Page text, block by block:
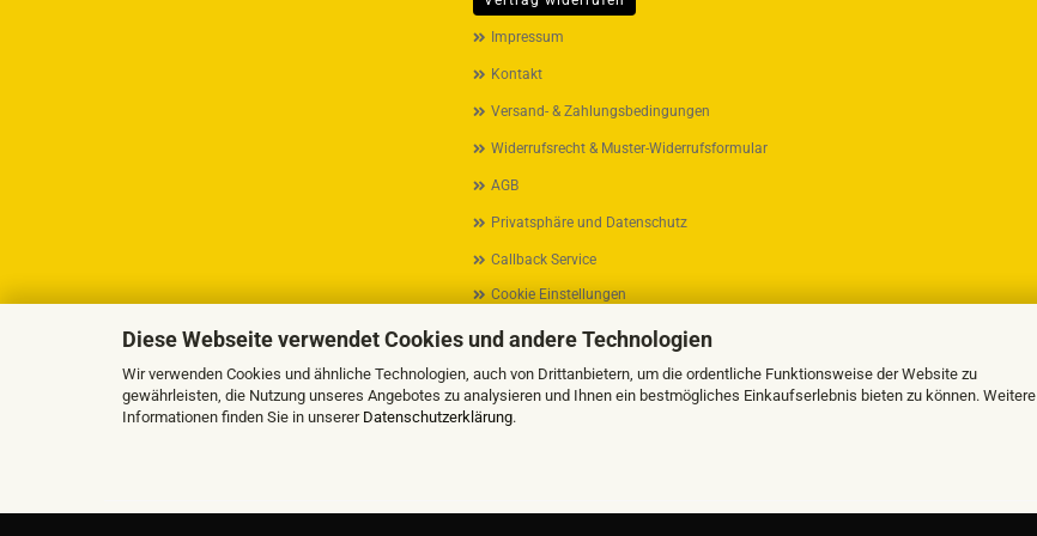
Diese Webseite verwendet Cookies und andere Technologien
Wir verwenden Cookies und ähnliche Technologien, auch von Drittanbietern, um die ordentliche Funktionsweise der Website zu
gewährleisten, die Nutzung unseres Angebotes zu analysieren und Ihnen ein bestmögliches Einkaufserlebnis bieten zu können. Weitere
Informationen finden Sie in unserer Datenschutzerklärung.
Impressum
Kontakt
Versand- & Zahlungsbedingungen
Widerrufsrecht & Muster-Widerrufsformular
AGB
Privatsphäre und Datenschutz
Callback Service
Cookie Einstellungen